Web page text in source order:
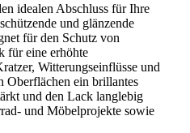
idealen Abschluss für Ihre
und glänzende
für den Schutz von
für eine erhöhte
Witterungseinflüsse und
Oberflächen ein brillantes
und den Lack langlebig
und Möbelprojekte sowie